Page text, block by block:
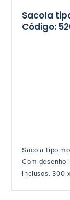
Sacola
Código:
Sacola tipo
Com desenho
inclusos. 300